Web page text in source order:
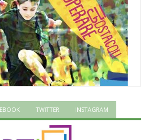
la relazione di Tiziano Pesce al CN Uisp
TWITTER INSTAGRAM